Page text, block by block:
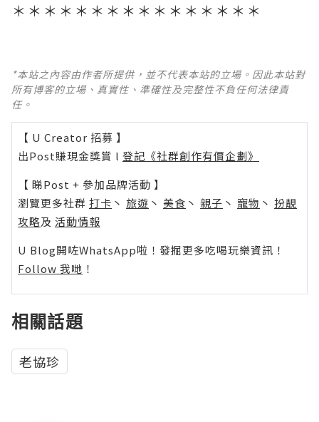
＊＊＊＊＊＊＊＊＊＊＊＊＊＊＊＊
*本站之內容由作者所提供，並不代表本站的立場。因此本站對
所有博客的立場、真實性、準確性及完整性不負任何法律責
任。
【 U Creator 招募 】
出Post賺現金獎賞 l 登記《社群創作有價企劃》
【 睇Post + 參加品牌活動 】
瀏覽更多社群 打卡 丶 旅遊 丶 美食 丶 親子 丶 寵物 丶 扮靚
攻略及 活動情報
U Blog開咗WhatsApp啦！發掘更多吃喝玩樂資訊！
Follow 我哋 ！
相關話題
老協珍